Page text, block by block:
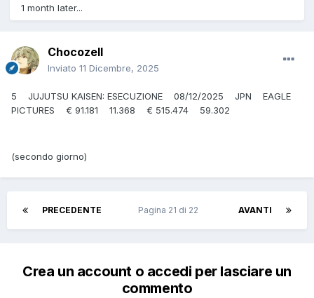
1 month later...
Chocozell
Inviato 11 Dicembre, 2025
5 JUJUTSU KAISEN: ESECUZIONE 08/12/2025 JPN EAGLE
PICTURES € 91.181 11.368 € 515.474 59.302
(secondo giorno)
PRECEDENTE AVANTI
Pagina 21 di 22
Crea un account o accedi per lasciare un
commento